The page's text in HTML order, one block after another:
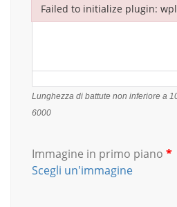
Lunghezza di battute non inferiore a
6000
Immagine in primo piano *
Scegli un'immagine
Failed to initialize plugin:
Failed to initialize plugin: